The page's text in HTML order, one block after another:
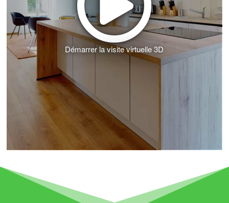
Démarrer la visite virtuelle 3D